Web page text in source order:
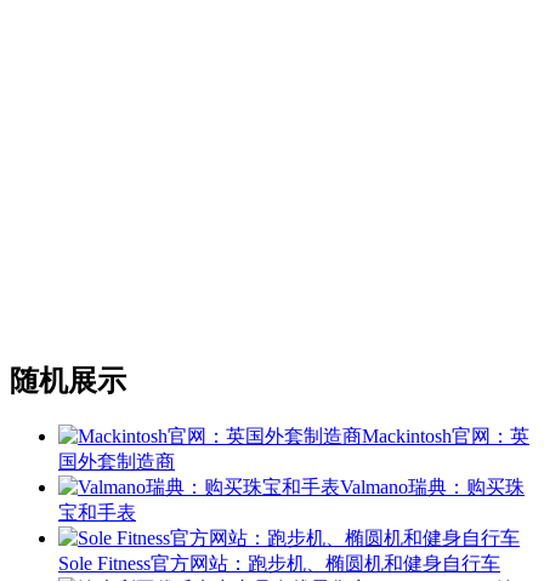
随机展示
Mackintosh官网：英
国外套制造商
Valmano瑞典：购买珠
宝和手表
Sole Fitness官方网站：跑步机、椭圆机和健身自行车